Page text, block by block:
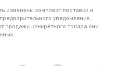
изменены комплект поставки и
уведомления,
продажи конкретного товара они